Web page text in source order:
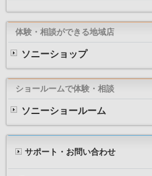
体験・相談ができる地域店
ソニーショップ
ショールームで体験・相談
ソニーショールーム
サポート・お問い合わせ